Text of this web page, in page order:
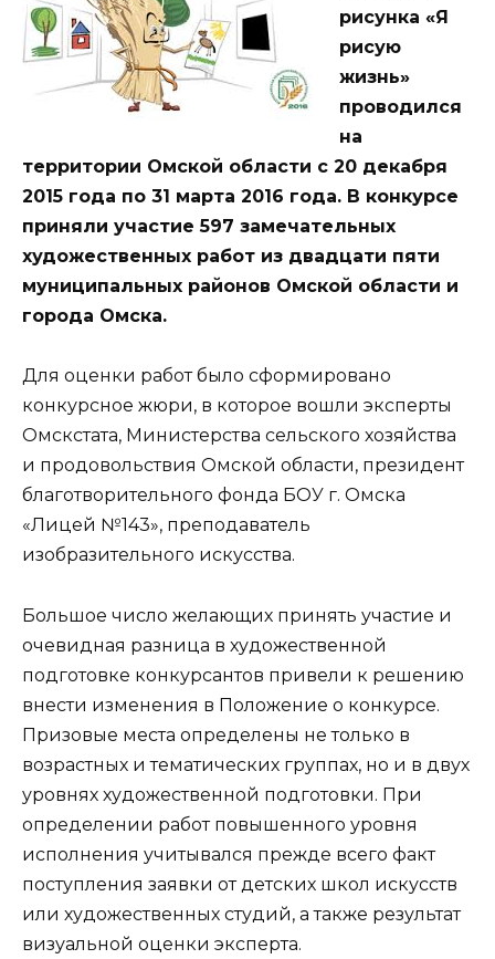
рисунка «Я
рисую
жизнь»
проводился
на
территории Омской области с 20 декабря
2015 года по 31 марта 2016 года. В конкурсе
приняли участие 597 замечательных
художественных работ из двадцати пяти
муниципальных районов Омской области и
города Омска.
Для оценки работ было сформировано
конкурсное жюри, в которое вошли эксперты
Омскстата, Министерства сельского хозяйства
и продовольствия Омской области, президент
благотворительного фонда БОУ г. Омска
«Лицей №143», преподаватель
изобразительного искусства.
Большое число желающих принять участие и
очевидная разница в художественной
подготовке конкурсантов привели к решению
внести изменения в Положение о конкурсе.
Призовые места определены не только в
возрастных и тематических группах, но и в двух
уровнях художественной подготовки. При
определении работ повышенного уровня
исполнения учитывался прежде всего факт
поступления заявки от детских школ искусств
или художественных студий, а также результат
визуальной оценки эксперта.